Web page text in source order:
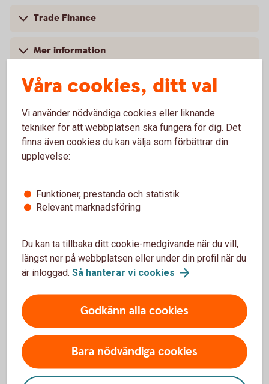
Trade Finance
Mer information
Vanliga frågor och svar
Varför ska man använda importremburs?
Kan man ansöka om en importremburs via mejl?
som kommer?
För att se detta innehåll behöver du först
godkänna cookies för Funktioner, prestanda
och statistik.
Inställningar för cookies
Våra cookies, ditt val
Vi använder nödvändiga cookies eller liknande
tekniker för att webbplatsen ska fungera för dig. Det
finns även cookies du kan välja som förbättrar din
upplevelse:
Funktioner, prestanda och statistik
Relevant marknadsföring
Du kan ta tillbaka ditt cookie-medgivande när du vill,
längst ner på webbplatsen eller under din profil när du
är inloggad. Så hanterar vi cookies
Godkänn alla cookies
Bara nödvändiga cookies